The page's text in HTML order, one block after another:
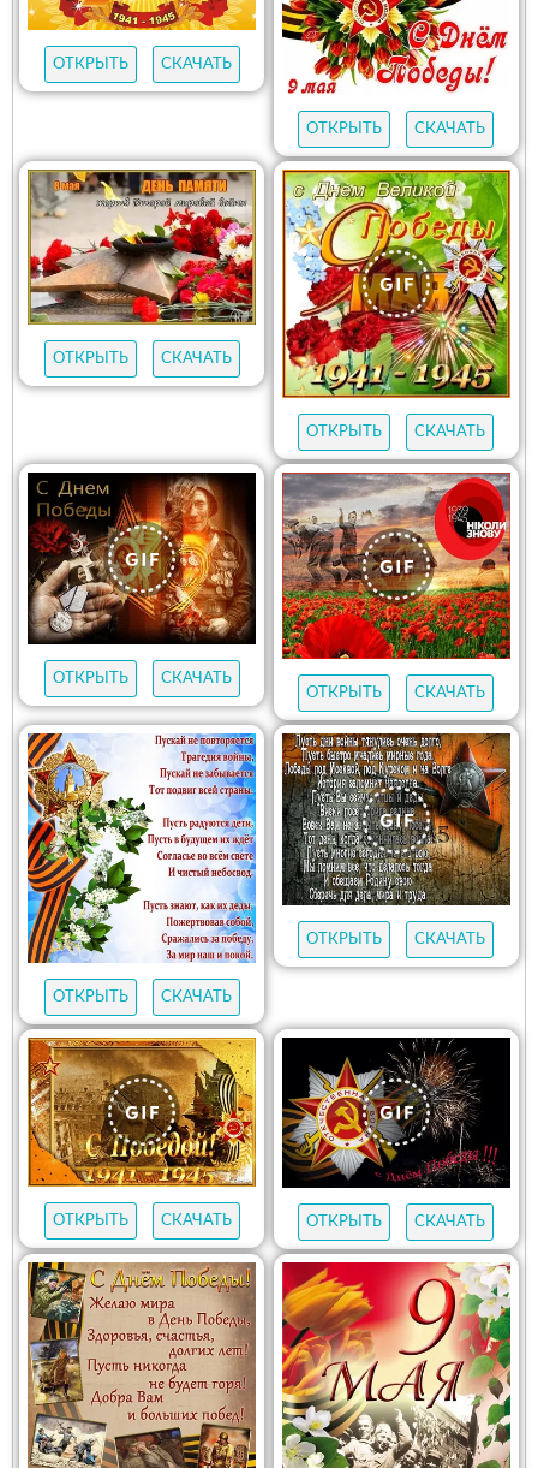
ОТКРЫТЬ СКАЧАТЬ
ОТКРЫТЬ СКАЧАТЬ
ОТКРЫТЬ СКАЧАТЬ
ОТКРЫТЬ СКАЧАТЬ
ОТКРЫТЬ
СКАЧАТЬ
ОТКРЫТЬ
СКАЧАТЬ
ОТКРЫТЬ СКАЧАТЬ
ОТКРЫТЬ СКАЧАТЬ
ОТКРЫТЬ СКАЧАТЬ ОТКРЫТЬ СКАЧАТЬ